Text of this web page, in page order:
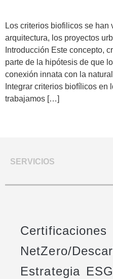
Los criterios biofilicos se han
arquitectura, los proyectos
Introducción Este concepto,
parte de la hipótesis de que
conexión innata con la
Integrar criterios biofílicos
trabajamos […]
SERVICIOS
Certificaciones
NetZero/
Estrategia ESG